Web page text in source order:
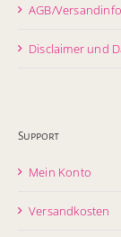
AGB/
Disclaimer und
Support
Mein Konto
Versandkosten